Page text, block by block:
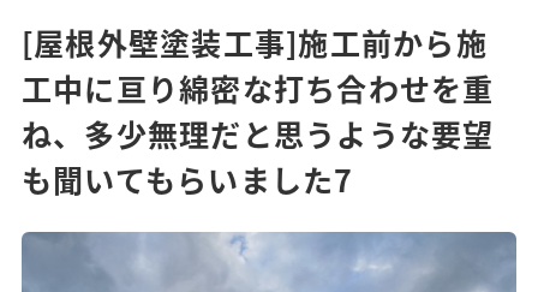
[屋根外壁塗装工事]施工前から施
工中に亘り綿密な打ち合わせを重
ね、多少無理だと思うような要望
も聞いてもらいました7